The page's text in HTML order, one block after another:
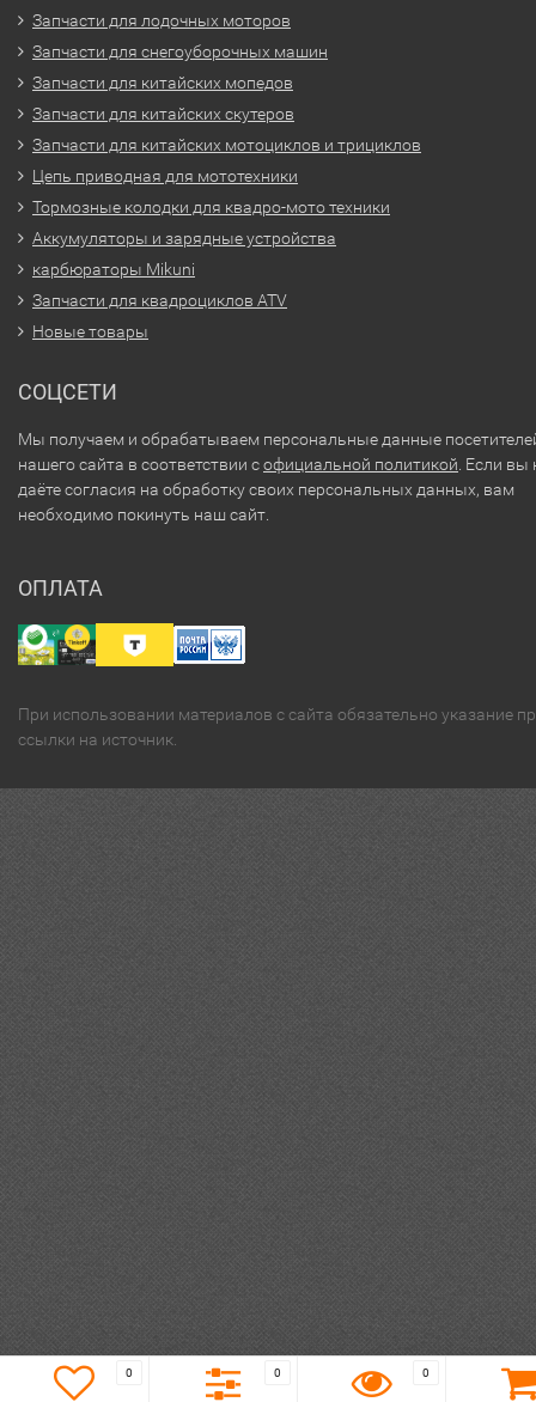
Запчасти для лодочных моторов
Запчасти для снегоуборочных машин
Запчасти для китайских мопедов
Запчасти для китайских скутеров
Запчасти для китайских мотоциклов и трициклов
Цепь приводная для мототехники
Тормозные колодки для квадро-мото техники
Аккумуляторы и зарядные устройства
карбюраторы Mikuni
Запчасти для квадроциклов ATV
Новые товары
СОЦСЕТИ
Мы получаем и обрабатываем персональные данные
нашего сайта в соответствии софициальной политикой . Если вы
даёте согласия на обработку своих персональных данных, вам
необходимо покинуть наш сайт.
ОПЛАТА
При использовании материалов с сайта обязательно указание
ссылки на источник.
0 0 0